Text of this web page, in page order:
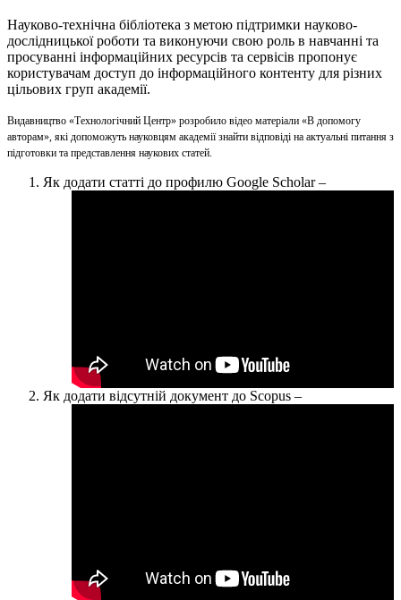
Науково-технічна бібліотека з метою підтримки науково-
дослідницької роботи та виконуючи свою роль в навчанні та
просуванні інформаційних ресурсів та сервісів пропонує
користувачам доступ до інформаційного контенту для різних
цільових груп академії.
Видавництво «Технологічний Центр» розробило відео матеріали «В допомогу
авторам», які допоможуть науковцям академії знайти відповіді на актуальні питання з
підготовки та представлення наукових статей.
Як додати статті до профилю Google Scholar –
Як додати відсутній документ до Scopus –